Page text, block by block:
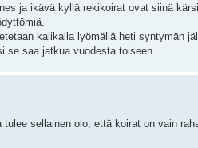
ja ikävä kyllä rekikoirat ovat siinä
kalikalla lyömällä heti syntymän
se saa jatkua vuodesta toiseen.
sellainen olo, että koirat on vain